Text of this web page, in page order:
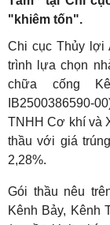
"khiêm tốn".
Chi cục Thủy lợi
trình lựa chọn
chữa cống
IB2500386590-
TNHH Cơ khí và
thầu với giá
2,28%.
Gói thầu nêu
Kênh Bảy, Kênh